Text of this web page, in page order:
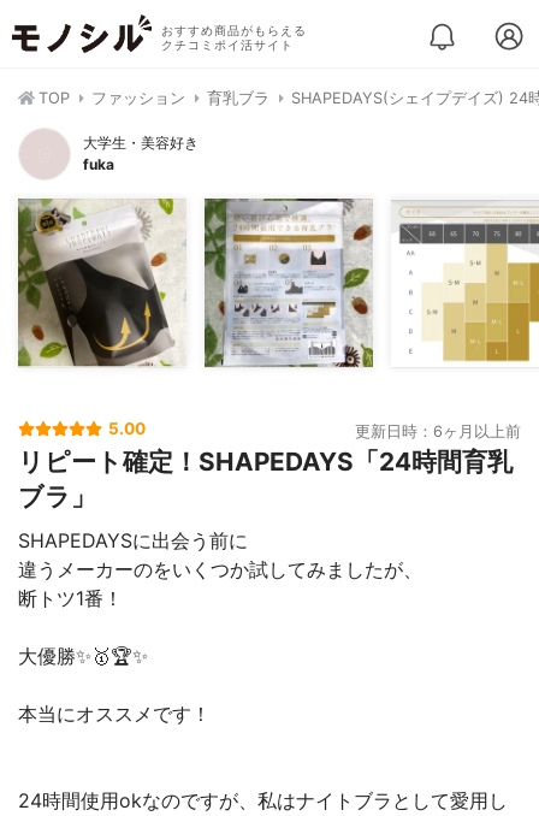
おすすめ商品がもらえる
クチコミポイ活サイト
TOP ファッション 育乳ブラ SHAPEDAYS(シェイプデイズ) 24
大学生・美容好き
fuka
5.00 更新日時：6ヶ月以上前
リピート確定！SHAPEDAYS「24時間育乳
ブラ」
SHAPEDAYSに出会う前に
‪違うメーカーのをいくつか試してみましたが、
断トツ1番！
大優勝✨🥇🏆✨‬
本当にオススメです！
24時間使用okなのですが、私はナイトブラとして愛用し